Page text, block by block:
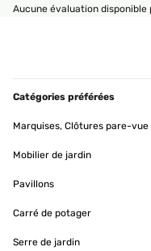
Aucune évaluation disponible
Catégories préférées
Marquises, Clôtures pare-vue
Mobilier de jardin
Pavillons
Carré de potager
Serre de jardin